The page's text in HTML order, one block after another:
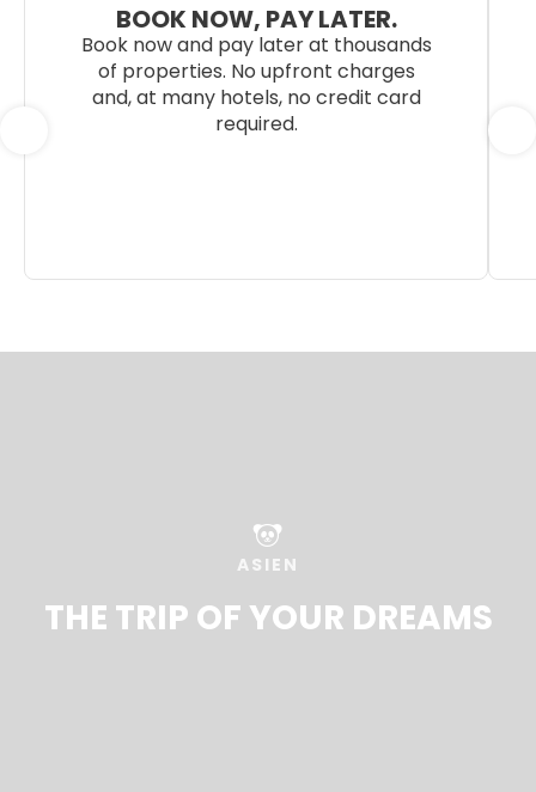
BOOK NOW, PAY LATER.
Book now and pay later at thousands
of properties. No upfront charges
and, at many hotels, no credit card
required.
ASIEN
THE TRIP OF YOUR DREAMS